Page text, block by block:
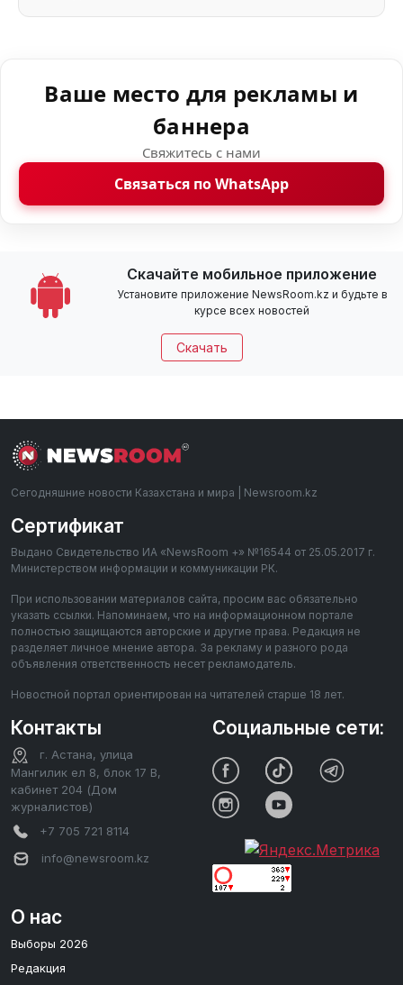
Ваше место для рекламы и
баннера
Свяжитесь с нами
Связаться по WhatsApp
Скачайте мобильное приложение
Установите приложение NewsRoom.kz и будьте в
курсе всех новостей
Скачать
Сегодняшние новости Казахстана и мира | Newsroom.kz
Сертификат
Выдано Свидетельство ИА «NewsRoom +» №16544 от 25.05.2017 г.
Министерством информации и коммуникации РК.
При использовании материалов сайта, просим вас обязательно
указать ссылки. Напоминаем, что на информационном портале
полностью защищаются авторские и другие права. Редакция не
разделяет личное мнение автора. За рекламу и разного рода
объявления ответственность несет рекламодатель.
Новостной портал ориентирован на читателей старше 18 лет.
Контакты
г. Астана, улица
Мангилик ел 8, блок 17 В,
кабинет 204 (Дом
журналистов)
+7 705 721 8114
info@newsroom.kz
О нас
Выборы 2026
Редакция
Социальные сети: